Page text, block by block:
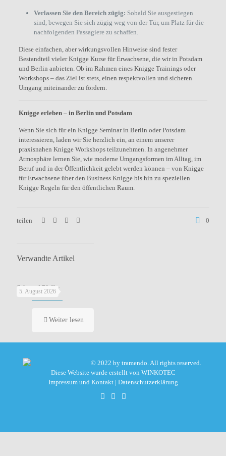
Verlassen Sie den Bereich zügig: Sobald Sie ausgestiegen
sind, bewegen Sie sich zügig weg von der Tür, um Platz für die
nachfolgenden Passagiere zu schaffen.
Diese einfachen, aber wirkungsvollen Hinweise sind fester
Bestandteil vieler Knigge Kurse für Erwachsene, die wir in Potsdam
und Berlin anbieten. Ob im Rahmen eines Knigge Trainings oder
Workshops – das Ziel ist stets, einen respektvollen und sicheren
Umgang miteinander zu fördern.
Knigge erleben – in Berlin und Potsdam
Wenn Sie sich für ein Knigge Seminar in Berlin oder Potsdam
interessieren, laden wir Sie herzlich ein, an einem unserer
praxisnahen Knigge Workshops teilzunehmen. In angenehmer
Atmosphäre lernen Sie, wie moderne Umgangsformen im Alltag, im
Beruf und in der Öffentlichkeit gelebt werden können – von Knigge
für Erwachsene über den Business Knigge bis hin zu speziellen
Knigge Regeln für den öffentlichen Raum.
teilen 0
Verwandte Artikel
5. August 2026
Salz und Pfeffer
Weiter lesen
© 2022 by tramendo. All rights reserved.
Diese Website wurde erstellt von WINKOTEC
Impressum und Kontakt| Datenschutzerklärung